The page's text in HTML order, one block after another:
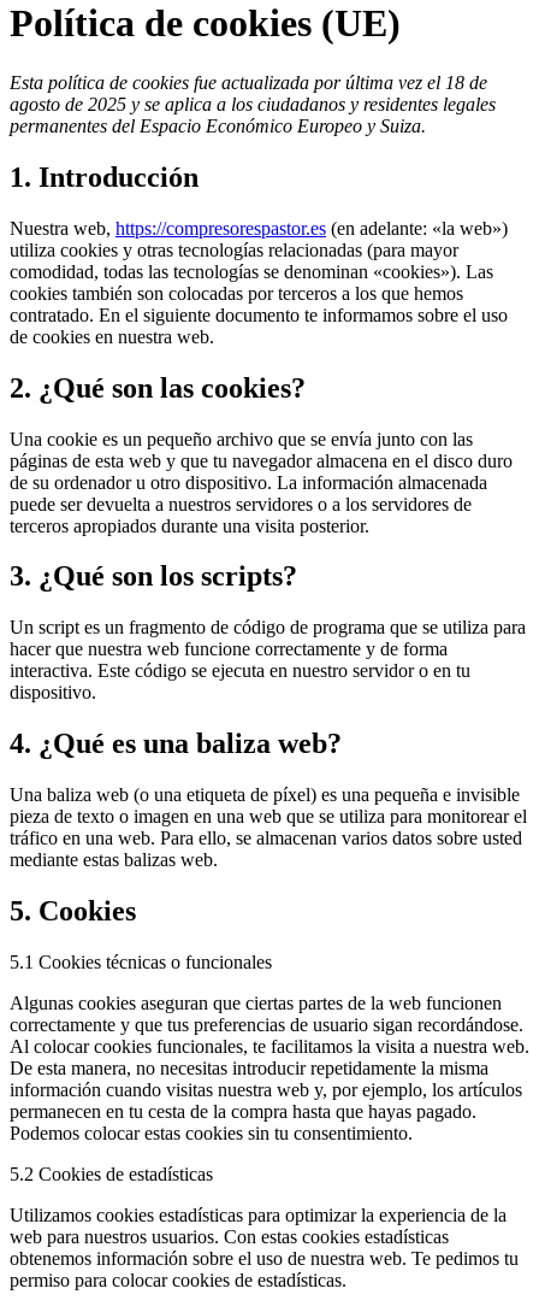
Política de cookies (UE)
Esta política de cookies fue actualizada por última vez el 18 de
agosto de 2025 y se aplica a los ciudadanos y residentes legales
permanentes del Espacio Económico Europeo y Suiza.
1. Introducción
Nuestra web, https://compresorespastor.es (en adelante: «la web»)
utiliza cookies y otras tecnologías relacionadas (para mayor
comodidad, todas las tecnologías se denominan «cookies»). Las
cookies también son colocadas por terceros a los que hemos
contratado. En el siguiente documento te informamos sobre el uso
de cookies en nuestra web.
2. ¿Qué son las cookies?
Una cookie es un pequeño archivo que se envía junto con las
páginas de esta web y que tu navegador almacena en el disco duro
de su ordenador u otro dispositivo. La información almacenada
puede ser devuelta a nuestros servidores o a los servidores de
terceros apropiados durante una visita posterior.
3. ¿Qué son los scripts?
Un script es un fragmento de código de programa que se utiliza para
hacer que nuestra web funcione correctamente y de forma
interactiva. Este código se ejecuta en nuestro servidor o en tu
dispositivo.
4. ¿Qué es una baliza web?
Una baliza web (o una etiqueta de píxel) es una pequeña e invisible
pieza de texto o imagen en una web que se utiliza para monitorear el
tráfico en una web. Para ello, se almacenan varios datos sobre usted
mediante estas balizas web.
5. Cookies
5.1 Cookies técnicas o funcionales
Algunas cookies aseguran que ciertas partes de la web funcionen
correctamente y que tus preferencias de usuario sigan recordándose.
Al colocar cookies funcionales, te facilitamos la visita a nuestra web.
De esta manera, no necesitas introducir repetidamente la misma
información cuando visitas nuestra web y, por ejemplo, los artículos
permanecen en tu cesta de la compra hasta que hayas pagado.
Podemos colocar estas cookies sin tu consentimiento.
5.2 Cookies de estadísticas
Utilizamos cookies estadísticas para optimizar la experiencia de la
web para nuestros usuarios. Con estas cookies estadísticas
obtenemos información sobre el uso de nuestra web. Te pedimos tu
permiso para colocar cookies de estadísticas.